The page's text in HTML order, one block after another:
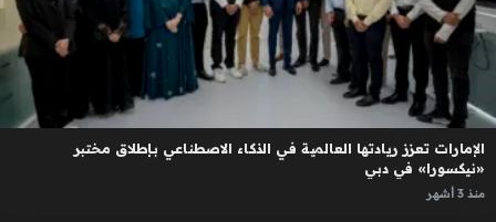
الإمارات تعزز ريادتها العالمية في الذكاء الاصطناعي بإطلاق مختبر
«نيكسورا» في دبي
منذ 3 أشهر